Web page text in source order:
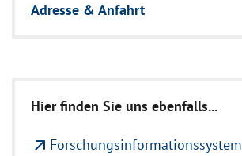
Adresse & Anfahrt
Hier finden Sie uns ebenfalls...
arrow_outward Forschungsinformationssystem